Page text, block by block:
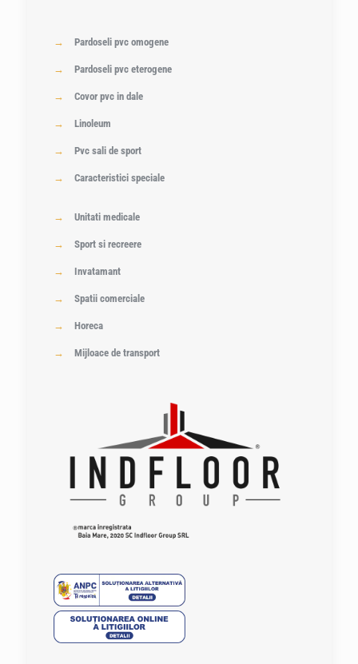
→ Pardoseli pvc omogene
→ Pardoseli pvc eterogene
→ Covor pvc in dale
→ Linoleum
→ Pvc sali de sport
→ Caracteristici speciale
→ Unitati medicale
→ Sport si recreere
→ Invatamant
→ Spatii comerciale
→ Horeca
→ Mijloace de transport